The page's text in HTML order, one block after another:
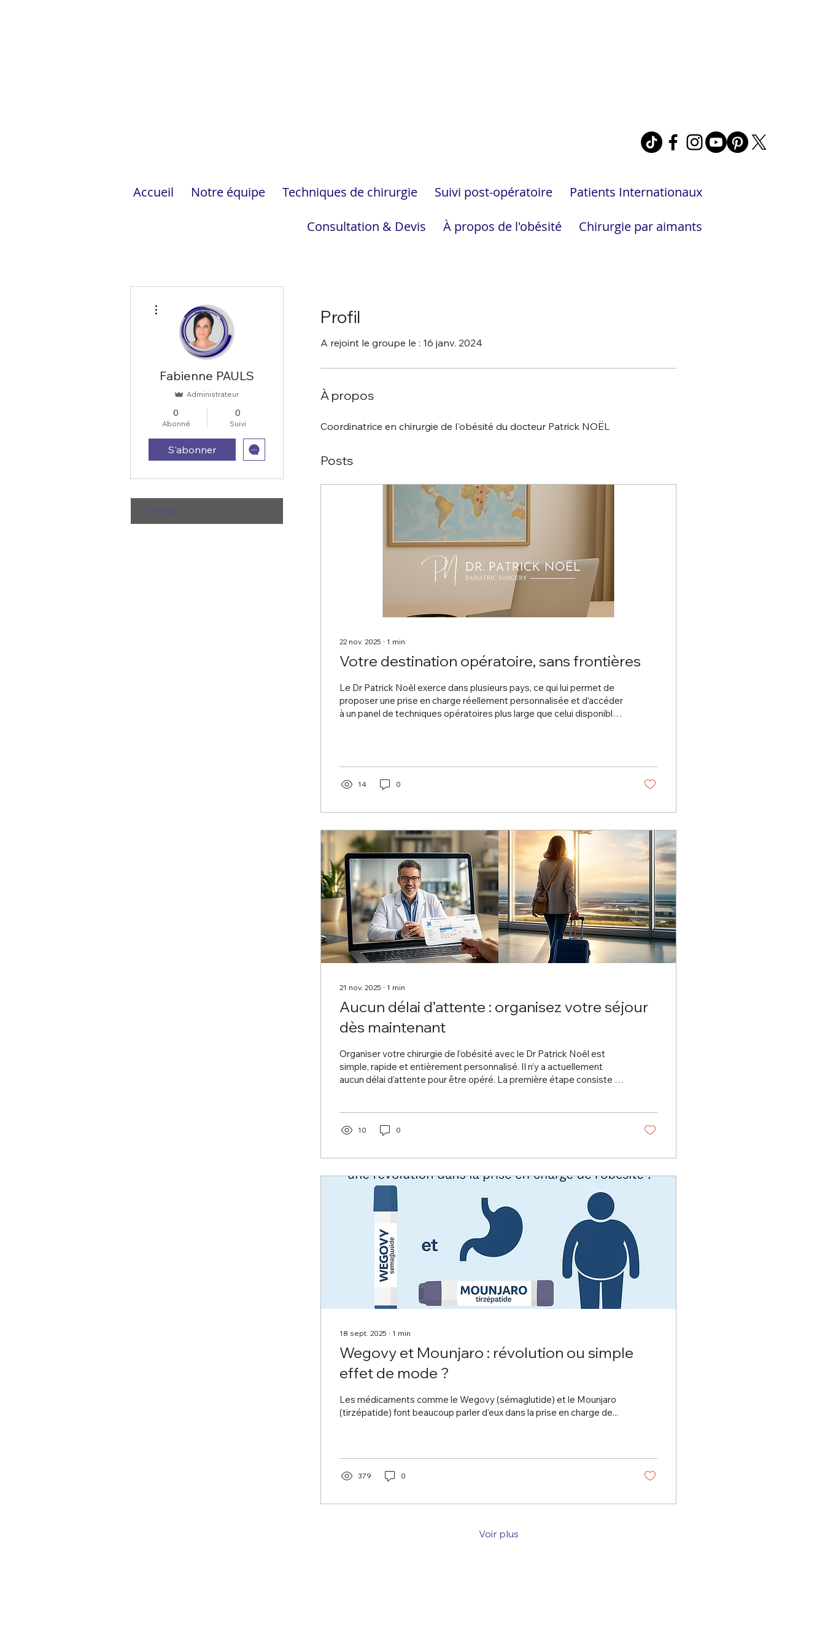
Accueil Notre équipe Techniques de chirurgie Suivi post-opératoire Patients Internationaux
Consultation & Devis À propos de l'obésité Chirurgie par aimants
Fabienne PAULS
Administrateur
0
Abonné
0
Suivi
S'abonner
Profile
Profil
A rejoint le groupe le : 16 janv. 2024
À propos
Coordinatrice en chirurgie de l'obésité du docteur Patrick NOËL
Posts
22 nov. 2025 ∙ 1 min
Votre destination opératoire, sans frontières
Le Dr Patrick Noël exerce dans plusieurs pays, ce qui lui permet de
proposer une prise en charge réellement personnalisée et d’accéder
à un panel de techniques opératoires plus large que celui disponible
14 0
21 nov. 2025 ∙ 1 min
Aucun délai d’attente : organisez votre séjour
dès maintenant
Organiser votre chirurgie de l’obésité avec le Dr Patrick Noël est
simple, rapide et entièrement personnalisé. Il n’y a actuellement
aucun délai d’attente pour être opéré. La première étape consiste à
votre opération. Une fois votre intervention planifiée, il vous suffira
10 0
18 sept. 2025 ∙ 1 min
Wegovy et Mounjaro : révolution ou simple
effet de mode ?
Les médicaments comme le Wegovy (sémaglutide) et le Mounjaro
(tirzépatide) font beaucoup parler d’eux dans la prise en charge de...
379 0
Voir plus